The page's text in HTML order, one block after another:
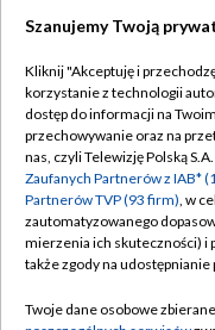
Szanujemy Twoją
Kliknij "Akceptuję i
korzystanie z technologii
dostęp do informacji na
przechowywanie oraz na
nas, czyli Telewizję Polską
Zaufanych Partnerów z IAB*
Partnerów TVP (93 firm), w
zautomatyzowanego
mierzenia ich skuteczności) i
także zgody na
Twoje dane osobowe